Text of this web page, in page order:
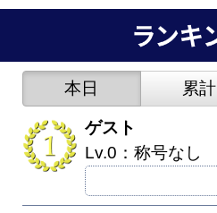
本日 累計
ゲスト
Lv.0：称号なし